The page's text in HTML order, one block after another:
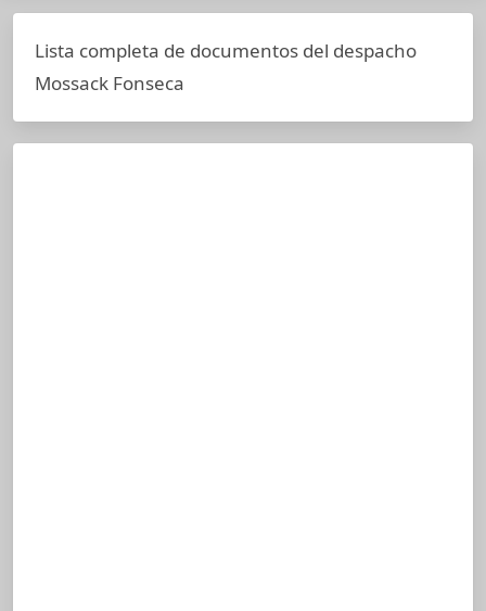
Lista completa de documentos del despacho
Mossack Fonseca